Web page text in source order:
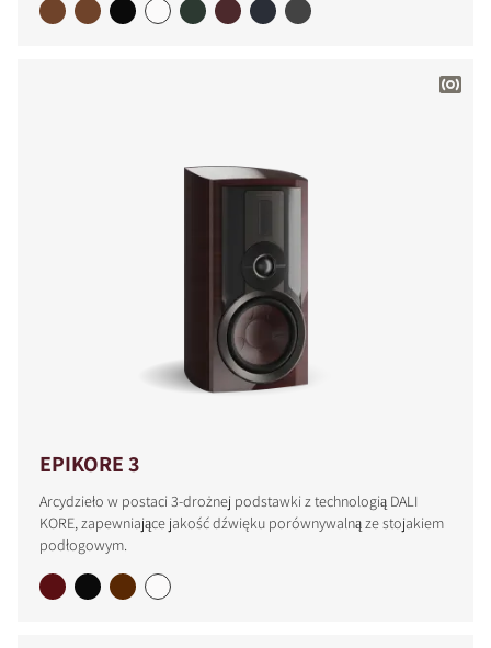
EPIKORE 3
Arcydzieło w postaci 3-drożnej podstawki z technologią DALI
KORE, zapewniające jakość dźwięku porównywalną ze stojakiem
podłogowym.